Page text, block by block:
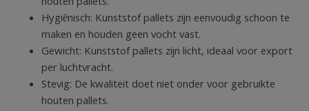
Hygiënisch: Kunststof pallets zijn eenvoudig schoon te
maken en houden geen vocht vast.
Gewicht: Kunststof pallets zijn licht, ideaal voor export
per luchtvracht.
Stevig: De kwaliteit doet niet onder voor gebruikte
houten pallets.